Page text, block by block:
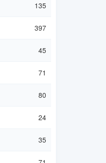
135
397
45
71
80
24
35